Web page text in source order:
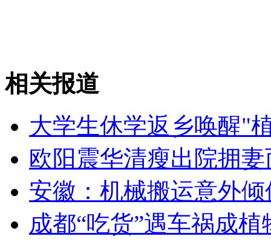
韩军方：如遇“挑衅”必严厉还击
山西运城恶犬咬伤多人 警民合力深夜将其击毙
女孩北京地铁殴打老人 痛下狠手拳打脚踢
无痛分娩是否安全 医生回应
相关报道
大学生休学返乡唤醒"
欧阳震华清瘦出院拥
安徽：机械搬运意外
成都“吃货”遇车祸成